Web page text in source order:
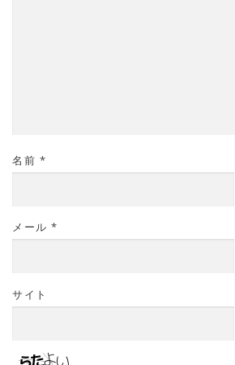
名前 *
メール *
サイト